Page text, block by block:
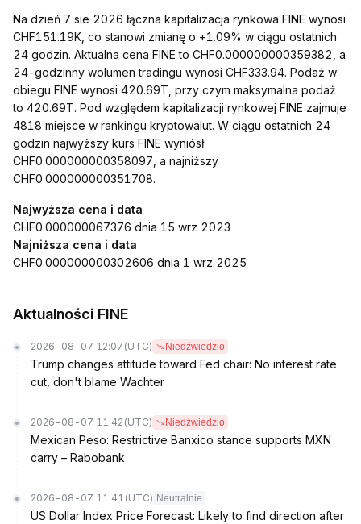
Na dzień 7 sie 2026 łączna kapitalizacja rynkowa FINE wynosi
CHF151.19K, co stanowi zmianę o +1.09% w ciągu ostatnich
24 godzin. Aktualna cena FINE to CHF0.000000000359382, a
24-godzinny wolumen tradingu wynosi CHF333.94. Podaż w
obiegu FINE wynosi 420.69T, przy czym maksymalna podaż
to 420.69T. Pod względem kapitalizacji rynkowej FINE zajmuje
4818 miejsce w rankingu kryptowalut. W ciągu ostatnich 24
godzin najwyższy kurs FINE wyniósł
CHF0.000000000358097, a najniższy
CHF0.000000000351708.
Najwyższa cena i data
CHF0.000000067376 dnia 15 wrz 2023
Najniższa cena i data
CHF0.000000000302606 dnia 1 wrz 2025
Aktualności FINE
2026-08-07 12:07 (UTC) Niedźwiedzio
Trump changes attitude toward Fed chair: No interest rate
cut, don't blame Wachter
2026-08-07 11:42 (UTC) Niedźwiedzio
Mexican Peso: Restrictive Banxico stance supports MXN
carry – Rabobank
2026-08-07 11:41 (UTC) Neutralnie
US Dollar Index Price Forecast: Likely to find direction after